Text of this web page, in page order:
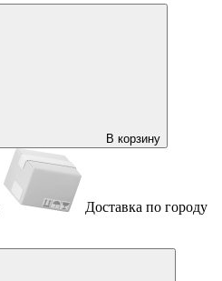
В корзину
Доставка по городу